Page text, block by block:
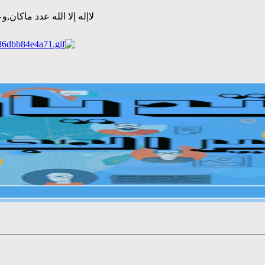
لاإله إلا الله عدد